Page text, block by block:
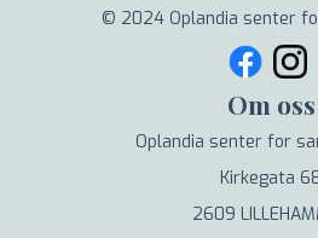
© 2024 Oplandia senter
Om oss
Oplandia senter for
Kirkegata
2609